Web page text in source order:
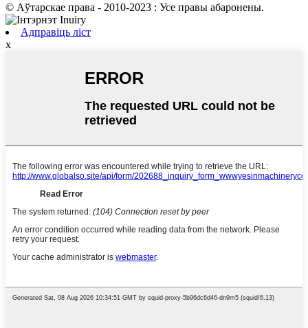
© Аўтарскае права - 2010-2023 : Усе правы абаронены.
Адправіць ліст
x